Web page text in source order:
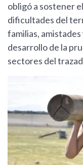
obligó a sostener
dificultades del
familias,
desarrollo de la
sectores del